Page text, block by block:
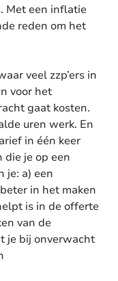
Met een inflatie
reden om het
veel zzp’ers in
voor het
gaat kosten.
uren werk. En
in één keer
je op een
je: a) een
in het maken
is in de offerte
van de
je bij onverwacht